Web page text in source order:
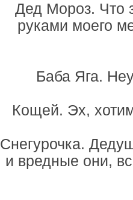
Дед Мороз. Что
руками моего
Баба Яга.
Кощей. Эх,
Снегурочка.
и вредные они,